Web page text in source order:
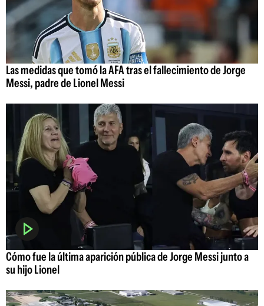
Las medidas que tomó la AFA tras el fallecimiento de Jorge
Messi, padre de Lionel Messi
Cómo fue la última aparición pública de Jorge Messi junto a
su hijo Lionel